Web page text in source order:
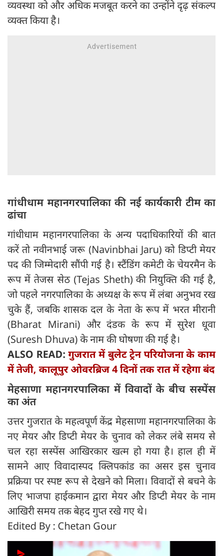
व्यवस्था को और अधिक मजबूत करने का उन्होंने दृढ़ संकल्प
व्यक्त किया है।
गांधीधाम महानगरपालिका की नई कार्यकारी टीम का
ढांचा
गांधीधाम महानगरपालिका के अन्य पदाधिकारियों की बात
करें तो नवीनभाई जरू (Navinbhai Jaru) को डिप्टी मेयर
पद की जिम्मेदारी सौंपी गई है। स्टैंडिंग कमेटी के चेयरमैन के
रूप में तेजस सेठ (Tejas Sheth) की नियुक्ति की गई है,
जो पहले नगरपालिका के अध्यक्ष के रूप में लंबा अनुभव रख
चुके हैं, जबकि शासक दल के नेता के रूप में भरत मीरानी
(Bharat Mirani) और दंडक के रूप में सुरेश धूवा
(Suresh Dhuva) के नाम की घोषणा की गई है।
ALSO READ:गुजरात में बुलेट ट्रेन परियोजना के काम
में तेजी, कालूपुर ओवरब्रिज 4 दिनों तक रात में रहेगा बंद
मेहसाणा महानगरपालिका में विवादों के बीच सस्पेंस
का अंत
उत्तर गुजरात के महत्वपूर्ण केंद्र मेहसाणा महानगरपालिका के
नए मेयर और डिप्टी मेयर के चुनाव को लेकर लंबे समय से
चल रहा सस्पेंस आखिरकार खत्म हो गया है। हाल ही में
सामने आए विवादास्पद क्लिपकांड का असर इस चुनाव
प्रक्रिया पर स्पष्ट रूप से देखने को मिला। विवादों से बचने के
लिए भाजपा हाईकमान द्वारा मेयर और डिप्टी मेयर के नाम
आखिरी समय तक बेहद गुप्त रखे गए थे।
Edited By : Chetan Gour